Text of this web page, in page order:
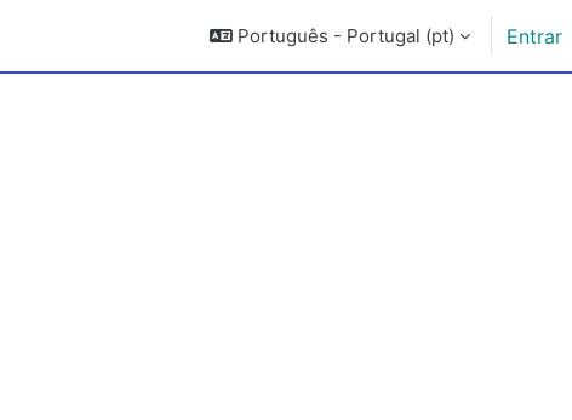
Português - Portugal ‎(pt)‎ Entrar